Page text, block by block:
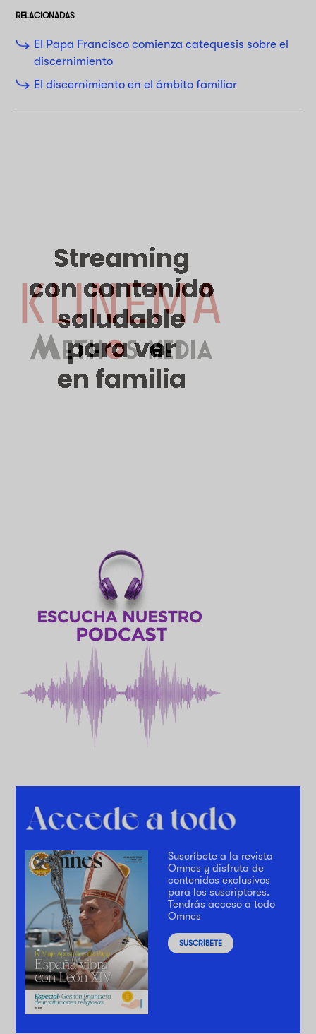
RELACIONADAS
El Papa Francisco comienza catequesis sobre el
discernimiento
El discernimiento en el ámbito familiar
Suscríbete a la revista
Omnes y disfruta de
contenidos exclusivos
para los suscriptores.
Tendrás acceso a todo
Omnes
SUSCRÍBETE